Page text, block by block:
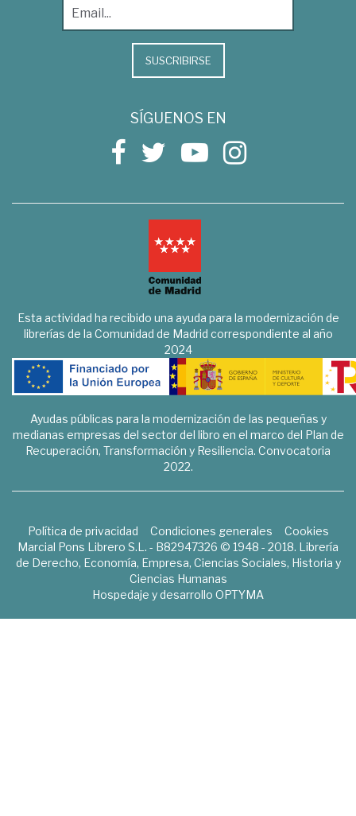
SUSCRIBIRSE
SÍGUENOS EN
Esta actividad ha recibido una ayuda para la modernización de
librerías de la Comunidad de Madrid correspondiente al año
2024
Ayudas públicas para la modernización de las pequeñas y
medianas empresas del sector del libro en el marco del Plan de
Recuperación, Transformación y Resiliencia. Convocatoria
2022.
Política de privacidad Condiciones generales
Cookies
Marcial Pons Librero S.L. - B82947326 © 1948 - 2018. Librería
de Derecho, Economía, Empresa, Ciencias Sociales, Historia y
Ciencias Humanas
Hospedaje y desarrollo OPTYMA